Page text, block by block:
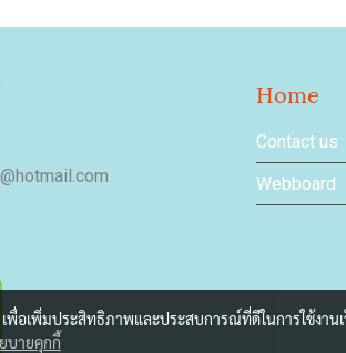
Home
Contact us
Webboard
พื่อเพิ่มประสิทธิภาพและประสบการณ์ที่ดีในการใช้งา
บายคุกกี้